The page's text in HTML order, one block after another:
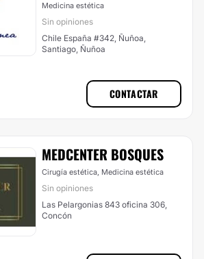
Medicina estética
Sin opiniones
Chile España #342, Ñuñoa,
Santiago, Ñuñoa
CONTACTAR
MEDCENTER BOSQUES
Cirugía estética, Medicina estética
Sin opiniones
Las Pelargonias 843 oficina 306,
Concón